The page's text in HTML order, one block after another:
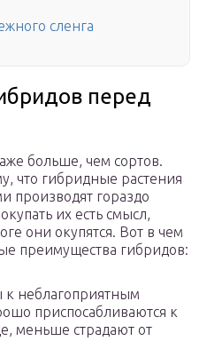
сленга
перед
больше, чем сортов.
что гибридные растения
производят гораздо
их есть смысл,
они окупятся. Вот в чем
преимущества гибридов:
к неблагоприятным
приспосабливаются к
меньше страдают от